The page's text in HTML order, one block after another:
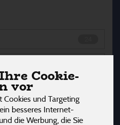
Cookie-
vor
Cookies und Targeting
besseres Internet-
die Werbung, die Sie